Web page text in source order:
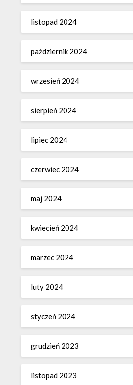
listopad 2024
październik 2024
wrzesień 2024
sierpień 2024
lipiec 2024
czerwiec 2024
maj 2024
kwiecień 2024
marzec 2024
luty 2024
styczeń 2024
grudzień 2023
listopad 2023